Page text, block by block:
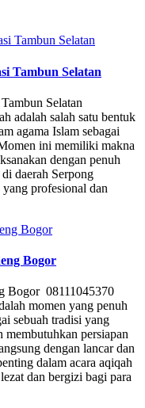
Tambun Selatan
Selatan
adalah salah satu bentuk
agama Islam sebagai
ini memiliki makna
dengan penuh
daerah Serpong
profesional dan
Bogor
Bogor 08111045370
momen yang penuh
sebuah tradisi yang
membutuhkan persiapan
dengan lancar dan
dalam acara aqiqah
dan bergizi bagi para